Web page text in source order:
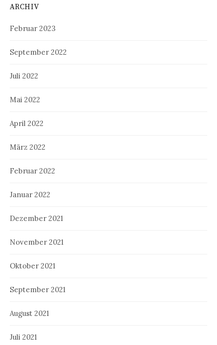
ARCHIV
Februar 2023
September 2022
Juli 2022
Mai 2022
April 2022
März 2022
Februar 2022
Januar 2022
Dezember 2021
November 2021
Oktober 2021
September 2021
August 2021
Juli 2021